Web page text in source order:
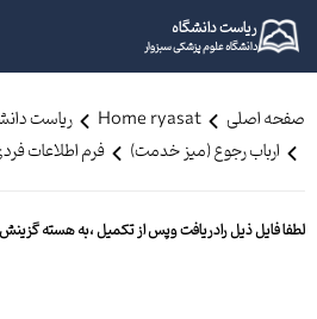
ریاست دانشگاه
دانشگاه علوم پزشکی سبزوار
صفحه اصلی Home ryasat ریاست
ارباب رجوع (میز خدمت)
فرم اطلاعات
لطفا فایل ذیل رادریافت وپس از تکمیل ،به هسته